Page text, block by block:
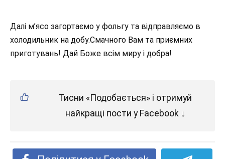
Далі м’ясо загортаємо у фольгу та відправляємо в
холодильник на добу.Смачного Вам та приємних
приготувань! Дай Боже всім миру і добра!
Тисни «Подобається» і отримуй
найкращі пости у Facebook ↓